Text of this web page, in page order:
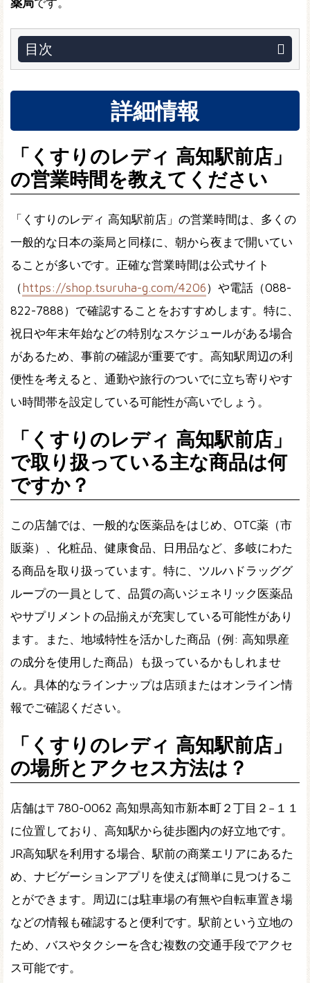
薬局です。
目次
詳細情報
「くすりのレディ 高知駅前店」
の営業時間を教えてください
「くすりのレディ 高知駅前店」の営業時間は、多くの
一般的な日本の薬局と同様に、朝から夜まで開いてい
ることが多いです。正確な営業時間は公式サイト
（ https://shop.tsuruha-g.com/4206）や電話（088-
822-7888）で確認することをおすすめします。特に、
祝日や年末年始などの特別なスケジュールがある場合
があるため、事前の確認が重要です。高知駅周辺の利
便性を考えると、通勤や旅行のついでに立ち寄りやす
い時間帯を設定している可能性が高いでしょう。
「くすりのレディ 高知駅前店」
で取り扱っている主な商品は何
ですか？
この店舗では、一般的な医薬品をはじめ、OTC薬（市
販薬）、化粧品、健康食品、日用品など、多岐にわた
る商品を取り扱っています。特に、ツルハドラッググ
ループの一員として、品質の高いジェネリック医薬品
やサプリメントの品揃えが充実している可能性があり
ます。また、地域特性を活かした商品（例: 高知県産
の成分を使用した商品）も扱っているかもしれませ
ん。具体的なラインナップは店頭またはオンライン情
報でご確認ください。
「くすりのレディ 高知駅前店」
の場所とアクセス方法は？
店舗は〒780-0062 高知県高知市新本町２丁目２−１１
に位置しており、高知駅から徒歩圏内の好立地です。
JR高知駅を利用する場合、駅前の商業エリアにあるた
め、ナビゲーションアプリを使えば簡単に見つけるこ
とができます。周辺には駐車場の有無や自転車置き場
などの情報も確認すると便利です。駅前という立地の
ため、バスやタクシーを含む複数の交通手段でアクセ
ス可能です。